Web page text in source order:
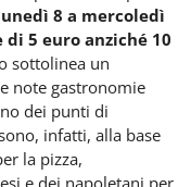
8 a mercoledì
5 euro anziché 10
sottolinea un
note gastronomie
dei punti di
infatti, alla base
la pizza,